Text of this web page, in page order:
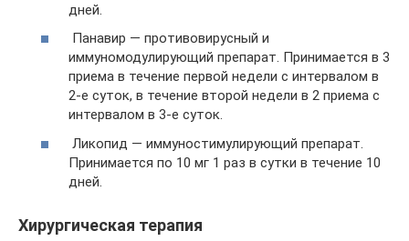
дней.
Панавир — противовирусный и
иммуномодулирующий препарат. Принимается в 3
приема в течение первой недели с интервалом в
2-е суток, в течение второй недели в 2 приема с
интервалом в 3-е суток.
Ликопид — иммуностимулирующий препарат.
Принимается по 10 мг 1 раз в сутки в течение 10
дней.
Хирургическая терапия